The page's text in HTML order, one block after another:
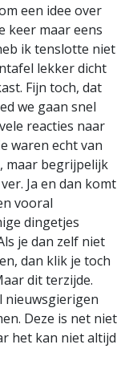
een idee over
keer maar eens
ik tenslotte niet
lekker dicht
Fijn toch, dat
we gaan snel
reacties naar
waren echt van
maar begrijpelijk
Ja en dan komt
vooral
dingetjes
je dan zelf niet
dan klik je toch
dit terzijde.
nieuwsgierigen
Deze is net niet
het kan niet altijd